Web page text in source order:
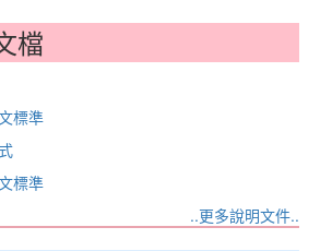
檔
標準
標準
..更多說明文件..